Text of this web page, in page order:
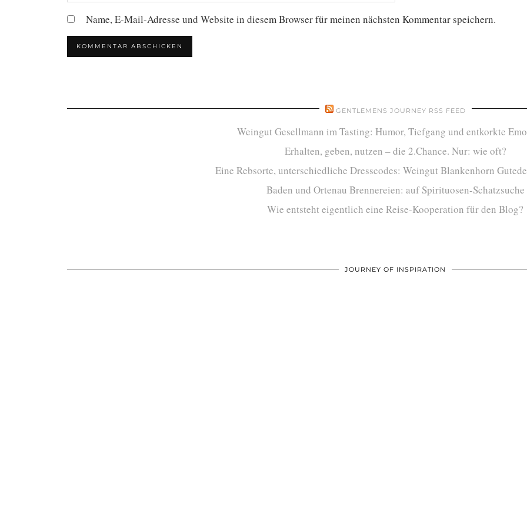
Name, E-Mail-Adresse und Website in diesem Browser für meinen nächsten Kommentar speichern.
GENTLEMENS JOURNEY RSS FEED
Weingut Gesellmann im Tasting: Humor, Tiefgang und entkorkte
Erhalten, geben, nutzen – die 2.Chance. Nur: wie oft?
Eine Rebsorte, unterschiedliche Dresscodes: Weingut Blankenhorn
Baden und Ortenau Brennereien: auf Spirituosen-Schatzsuche
Wie entsteht eigentlich eine Reise-Kooperation für den Blog?
JOURNEY OF INSPIRATION